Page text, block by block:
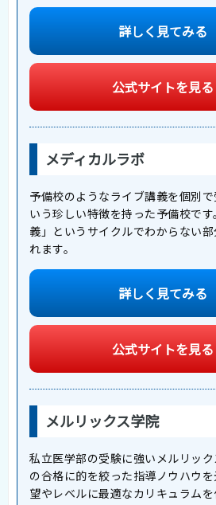
詳しく見てみる
公式サイトを見る
メディカルラボ
予備校のようなライブ講義を個別
いう珍しい特徴を持った予備校で
義」というサイクルでわからない
れます。
詳しく見てみる
公式サイトを見る
メルリックス学院
私立医学部の受験に強いメルリッ
の合格に的を絞った指導ノウハウ
望やレベルに最適なカリキュラム